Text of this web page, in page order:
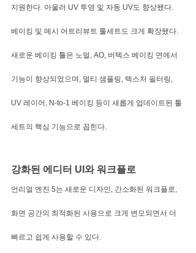
지원한다. 아울러 UV 투영 및 자동 UV도 향상됐다.
베이킹 및 메시 어트리뷰트 툴세트도 크게 확장됐다.
새로운 베이킹 툴은 노멀, AO, 버텍스 베이킹 면에서
기능이 향상되었으며, 멀티 샘플링, 텍스처 필터링,
UV 레이어, N-to-1 베이킹 등이 새롭게 업데이트된 툴
세트의 핵심 기능으로 꼽힌다.
강화된 에디터 UI와 워크플로
언리얼 엔진 5는 새로운 디자인, 간소화된 워크플로,
화면 공간의 최적화된 사용으로 크게 변모되면서 더
빠르고 쉽게 사용할 수 있다.